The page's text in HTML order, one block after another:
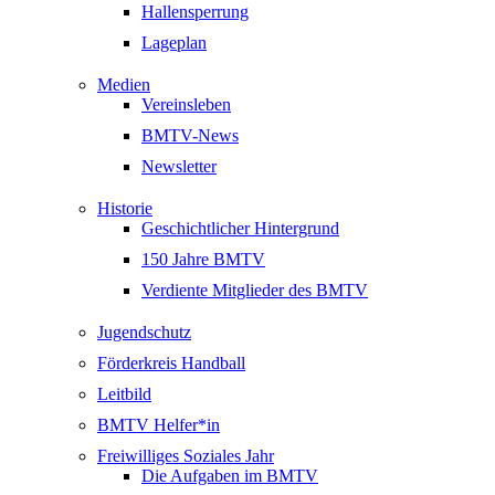
Hallensperrung
Lageplan
Medien
Vereinsleben
BMTV-News
Newsletter
Historie
Geschichtlicher Hintergrund
150 Jahre BMTV
Verdiente Mitglieder des BMTV
Jugendschutz
Förderkreis Handball
Leitbild
BMTV Helfer*in
Freiwilliges Soziales Jahr
Die Aufgaben im BMTV